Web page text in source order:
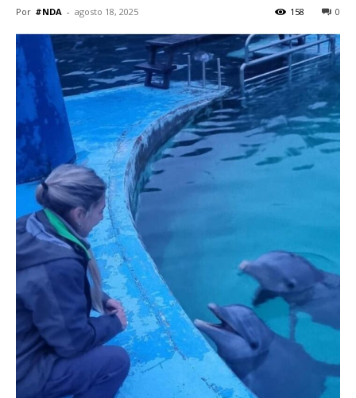
Por #NDA - agosto 18, 2025 0
158